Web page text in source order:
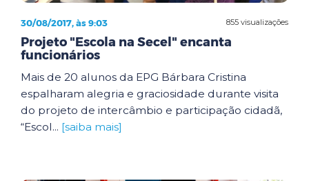
855 visualizações
30/08/2017, às 9:03
Projeto "Escola na Secel" encanta
funcionários
Mais de 20 alunos da EPG Bárbara Cristina
espalharam alegria e graciosidade durante visita
do projeto de intercâmbio e participação cidadã,
“Escol... [saiba mais]